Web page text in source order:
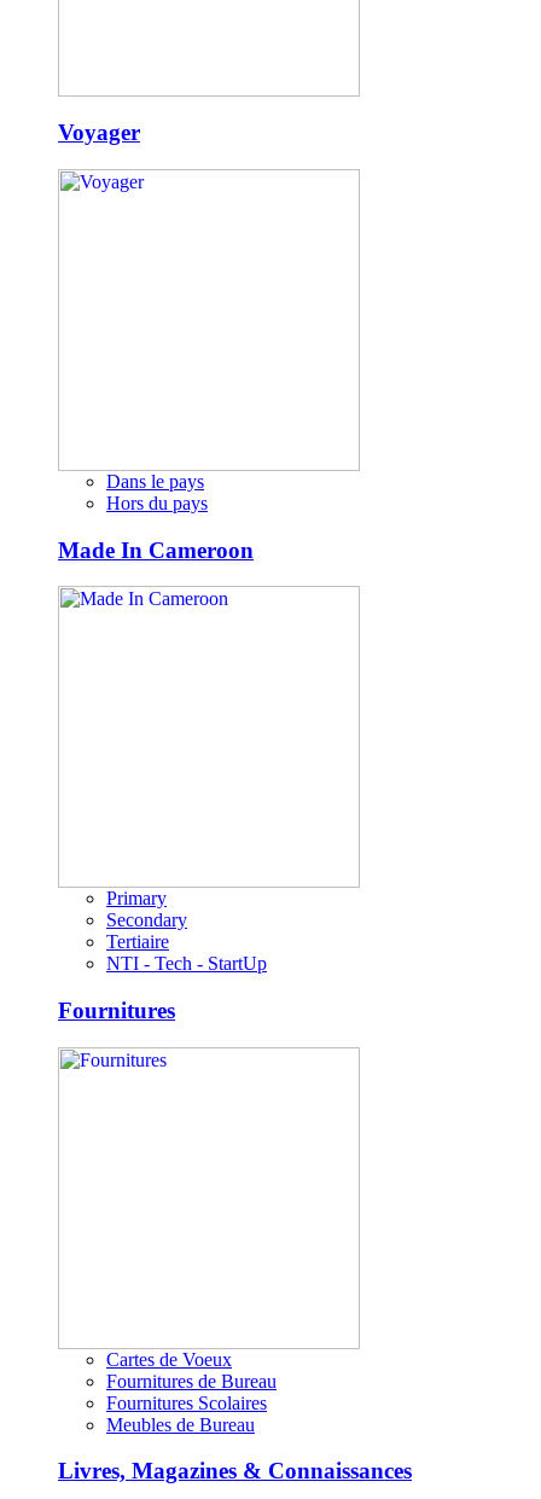
Voyager
Dans le pays
Hors du pays
Made In Cameroon
Primary
Secondary
Tertiaire
NTI - Tech - StartUp
Fournitures
Cartes de Voeux
Fournitures de Bureau
Fournitures Scolaires
Meubles de Bureau
Livres, Magazines & Connaissances